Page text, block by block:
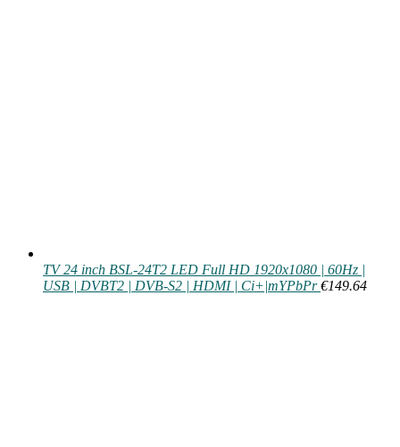
TV 24 inch BSL-24T2 LED Full HD 1920x1080 | 60Hz |
USB | DVBT2 | DVB-S2 | HDMI | Ci+|mYPbPr €149.64